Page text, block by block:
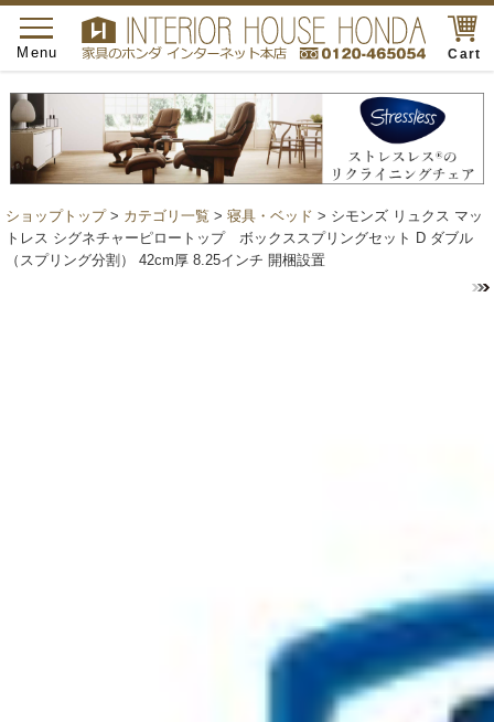
Cart
toggle
navigation
Menu
ショップトップ> カテゴリ一覧 > 寝具・ベッド > シモンズ リュクス マッ
トレス シグネチャーピロートップ ボックススプリングセット D ダブル
（スプリング分割） 42cm厚 8.25インチ 開梱設置